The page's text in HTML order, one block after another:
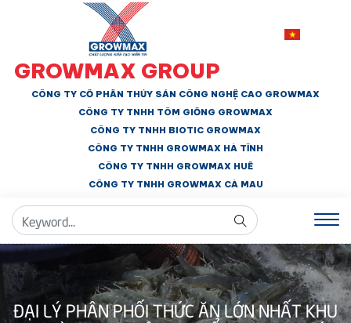
GROWMAX GROUP
CÔNG TY CỔ PHẦN THỦY SẢN CÔNG NGHỆ CAO GROWMAX
CÔNG TY TNHH TÔM GIỐNG GROWMAX
CÔNG TY TNHH BIOTIC GROWMAX
CÔNG TY TNHH GROWMAX HÀ TĨNH
CÔNG TY TNHH GROWMAX HUẾ
CÔNG TY TNHH GROWMAX CÀ MAU
ĐẠI LÝ PHÂN PHỐI THỨC ĂN LỚN NHẤT KHU